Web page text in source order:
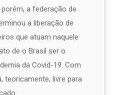
a federação de
a liberação de
que atuam naquele
de o Brasil ser o
da Covid-19. Com
teoricamente, livre para